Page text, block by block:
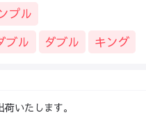
プル
ブル ダブル キング
いたします。